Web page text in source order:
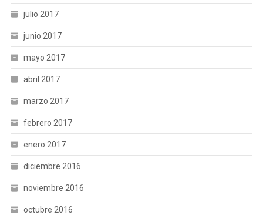
julio 2017
junio 2017
mayo 2017
abril 2017
marzo 2017
febrero 2017
enero 2017
diciembre 2016
noviembre 2016
octubre 2016